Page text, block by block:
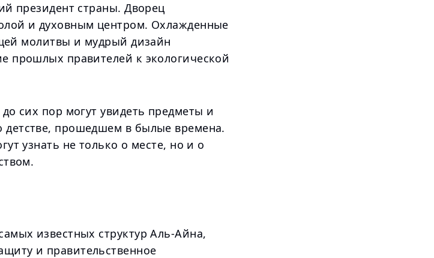
президент страны. Дворец
и духовным центром. Охлажденные
молитвы и мудрый дизайн
прошлых правителей к экологической
сих пор могут увидеть предметы и
прошедшем в былые времена.
узнать не только о месте, но и о
известных структур Аль-Айна,
и правительственное